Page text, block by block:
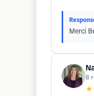
Merci
8